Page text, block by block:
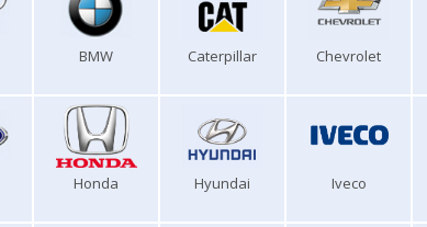
BMW Caterpillar Chevrolet
Honda Hyundai Iveco